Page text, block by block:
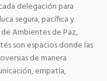
delegación para
segura, pacífica y
Ambientes de Paz,
son espacios donde las
de manera
empatía,